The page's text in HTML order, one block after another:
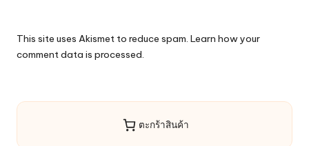
This site uses Akismet to reduce spam. Learn how your
comment data is processed.
ตะกร้าสินค้า